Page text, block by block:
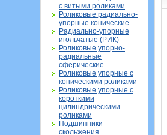
с витыми роликами
Роликовые радиально-
упорные конические
Радиально-упорные
игольчатые (РИК)
Роликовые упорно-
радиальные
сферические
Роликовые упорные с
коническими роликами
Роликовые упорные с
короткими
цилиндрическими
роликами
Подшипники
скольжения